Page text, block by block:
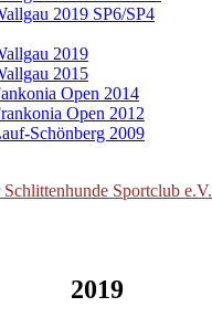
2019 SP6/SP4
2019
2015
Open 2014
Open 2012
Schönberg 2009
Sportclub e.V.
2019